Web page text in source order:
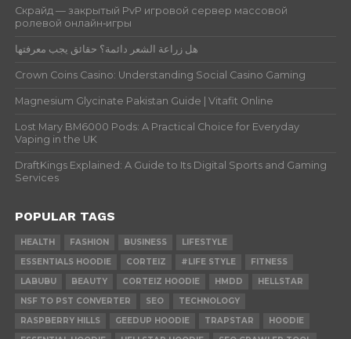
Скрайд — закрытый PvP игровой сервер массовой
ролевой онлайн‑игры
هل زراعة الشعر دائمة؟ حقائق يجب معرفتها
Crown Coins Casino: Understanding Social Casino Gaming
Magnesium Glycinate Pakistan Guide | Vitafit Online
Lost Mary BM6000 Pods: A Practical Choice for Everyday
Vaping in the UK
DraftKings Explained: A Guide to Its Digital Sports and Gaming
Services
POPULAR TAGS
HEALTH FASHION BUSINESS
LIFESTYLE
ESSENTIALS HOODIE
CORTEIZ #LIFE STYLE
FITNESS
LABUBU
BEAUTY CORTEIZ HOODIE HMDD
HELLSTAR
NSF TO PST CONVERTER
SEO
TECHNOLOGY
RASPBERRY HILLS
GEEDUP HOODIE TRAPSTAR
HOODIE